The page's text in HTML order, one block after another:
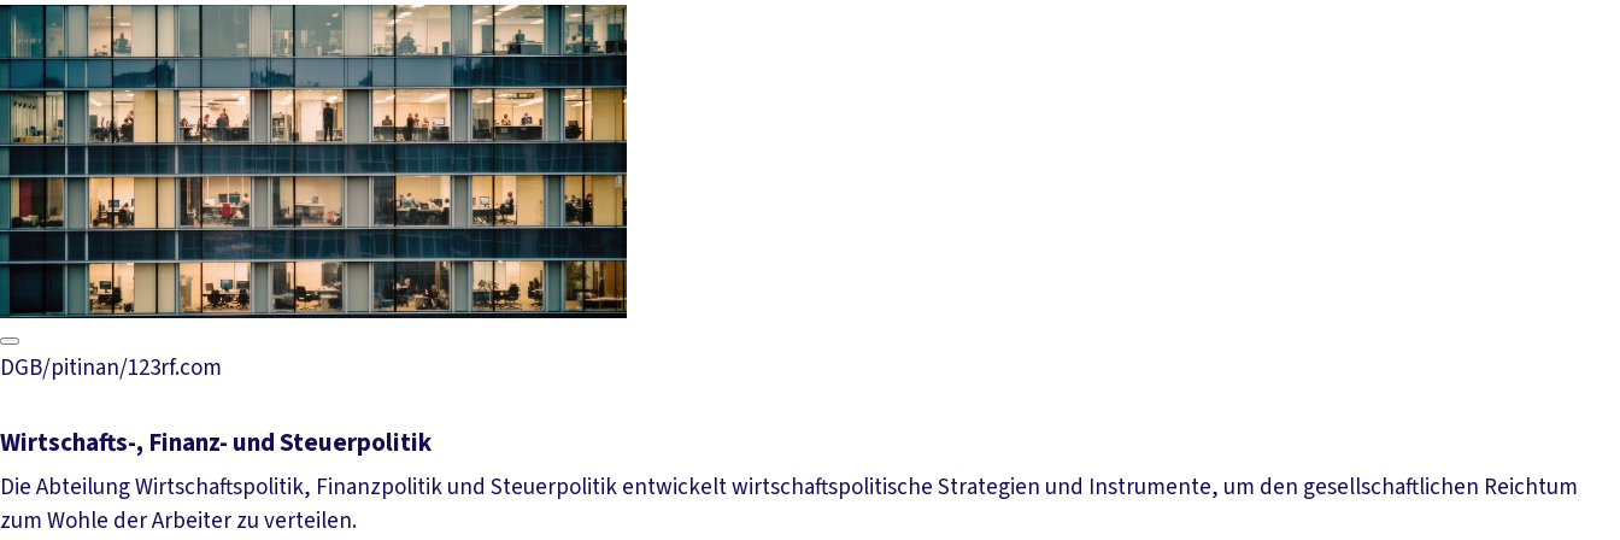
DGB/pitinan/123rf.com
Wirtschafts-, Finanz- und Steuerpolitik
Die Abteilung Wirtschaftspolitik, Finanzpolitik und Steuerpolitik entwickelt wirtschaftspolitische Strategien und Instrumente, um den gesellschaftlichen Reichtum
zum Wohle der Arbeiter zu verteilen.